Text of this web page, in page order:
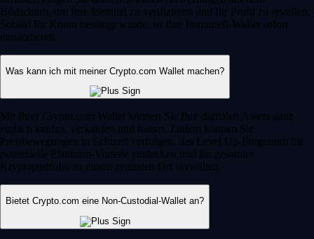
Bildschirm, um Ihre Identität zu verifizieren und Ihr Profil zu erstellen.
Sobald Ihr Konto bestätigt wurde, ist Ihre Immunefi-Wallet sofort
einsatzbereit.
Was kann ich mit meiner Crypto.com Wallet machen?
Mit Ihrer Crypto.com Wallet können Sie Ihre digitalen Assets ganz
einfach kaufen, verkaufen und halten. Zudem können Sie
Preisbewegungen in Echtzeit verfolgen, das Level Up-Programm für
potenzielle Plattform-Vorteile entdecken und Ihr gesamtes
Kryptoportfolio an einem zentralen Ort verwalten.
Bietet Crypto.com eine Non-Custodial-Wallet an?